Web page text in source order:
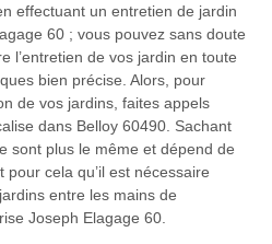
effectuant un entretien de jardin
60 ; vous pouvez sans doute
l’entretien de vos jardin en toute
bien précise. Alors, pour
de vos jardins, faites appels
dans Belloy 60490. Sachant
sont plus le même et dépend de
pour cela qu’il est nécessaire
entre les mains de
Joseph Elagage 60.